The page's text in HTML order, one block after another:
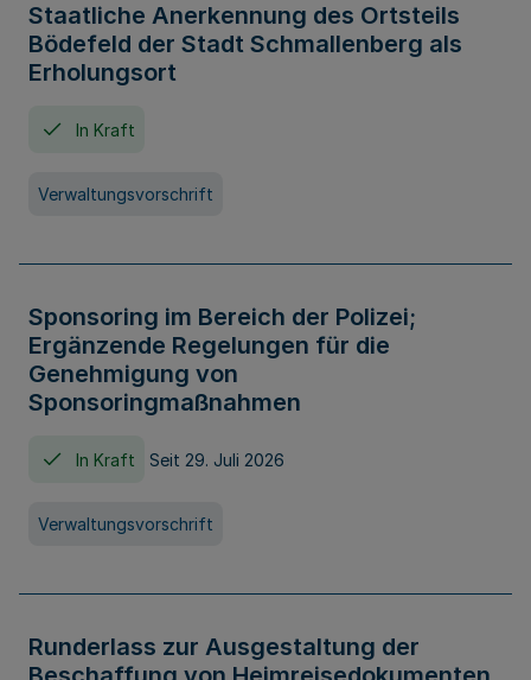
Staatliche Anerkennung des Ortsteils
Bödefeld der Stadt Schmallenberg als
Erholungsort
In Kraft
Verwaltungsvorschrift
Sponsoring im Bereich der Polizei;
Ergänzende Regelungen für die
Genehmigung von
Sponsoringmaßnahmen
In Kraft Seit 29. Juli 2026
Verwaltungsvorschrift
Runderlass zur Ausgestaltung der